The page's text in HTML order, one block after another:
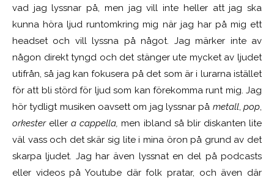
vad jag lyssnar på, men jag vill inte heller att jag ska
kunna höra ljud runtomkring mig när jag har på mig ett
headset och vill lyssna på något. Jag märker inte av
någon direkt tyngd och det stänger ute mycket av ljudet
utifrån, så jag kan fokusera på det som är i lurarna istället
för att bli störd för ljud som kan förekomma runt mig. Jag
hör tydligt musiken oavsett om jag lyssnar på metall,pop,
orkesterellera cappella, men ibland så blir diskanten lite
väl vass och det skär sig lite i mina öron på grund av det
skarpa ljudet. Jag har även lyssnat en del på podcasts
eller videos på Youtube där folk pratar, och även där